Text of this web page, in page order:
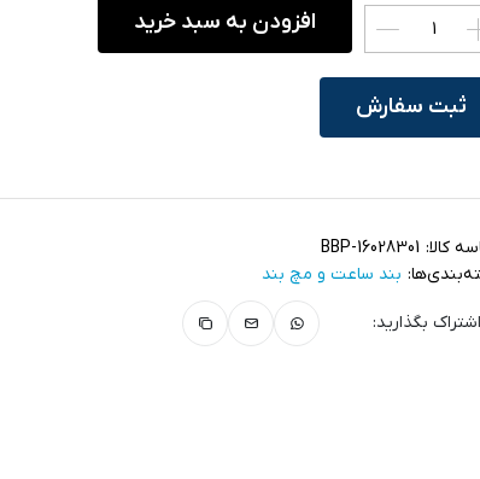
افزودن به سبد خرید
ثبت سفارش
کالا: BBP-16028301
بند ساعت و مچ‌ بند
بگذارید: